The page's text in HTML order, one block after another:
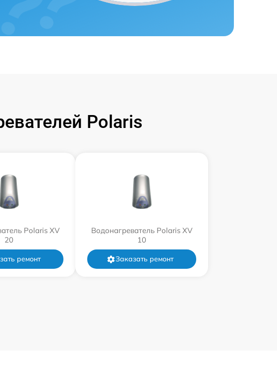
Polaris
Polaris XV
20
ремонт
Водонагреватель Polaris XV
10
Заказать ремонт